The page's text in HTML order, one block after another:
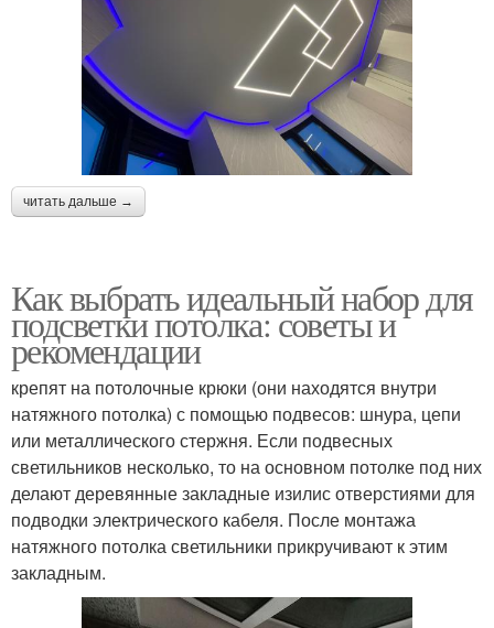
читать дальше →
Как выбрать идеальный набор для
подсветки потолка: советы и
рекомендации
крепят на потолочные крюки (они находятся внутри
натяжного потолка) с помощью подвесов: шнура, цепи
или металлического стержня. Если подвесных
светильников несколько, то на основном потолке под них
делают деревянные закладные изилис отверстиями для
подводки электрического кабеля. После монтажа
натяжного потолка светильники прикручивают к этим
закладным.